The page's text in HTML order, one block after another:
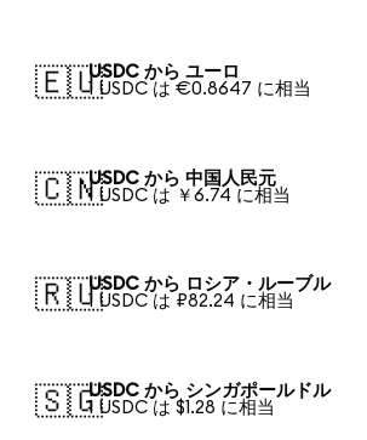
🇪🇺USDC から ユーロ
1 USDC は €0.8647 に相当
🇨🇳USDC から 中国人民元
1 USDC は ￥6.74 に相当
🇷🇺USDC から ロシア・ルーブル
1 USDC は ₽82.24 に相当
🇸🇬USDC から シンガポールドル
1 USDC は $1.28 に相当